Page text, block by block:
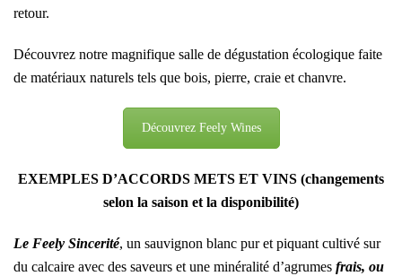
retour.
Découvrez notre magnifique salle de dégustation écologique faite
de matériaux naturels tels que bois, pierre, craie et chanvre.
Découvrez Feely Wines
EXEMPLES D’ACCORDS METS ET VINS (changements
selon la saison et la disponibilité)
Le Feely Sincerité, un sauvignon blanc pur et piquant cultivé sur
du calcaire avec des saveurs et une minéralité d’agrumes frais, ou